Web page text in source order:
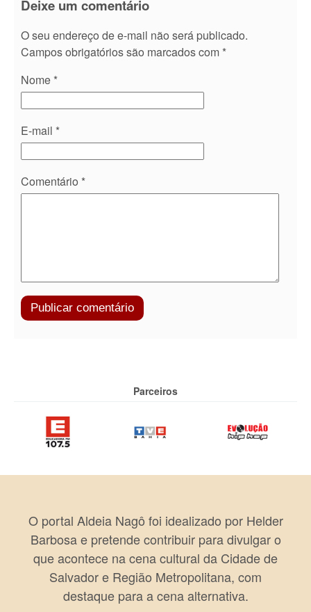
Deixe um comentário
O seu endereço de e-mail não será publicado.
Campos obrigatórios são marcados com *
Nome *
E-mail *
Comentário *
Parceiros
O portal Aldeia Nagô foi idealizado por Helder
Barbosa e pretende contribuir para divulgar o
que acontece na cena cultural da Cidade de
Salvador e Região Metropolitana, com
destaque para a cena alternativa.